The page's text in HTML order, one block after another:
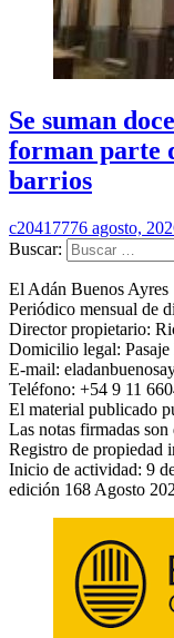
Se suman
forman parte
barrios
c20417776 agosto,
Buscar:
El Adán Buenos Ayres
Periódico mensual de
Director propietario:
Domicilio legal:
E-mail:
Teléfono: +54 9 11
El material publicado
Las notas firmadas
Registro de propiedad
Inicio de actividad: 9
edición 168 Agosto